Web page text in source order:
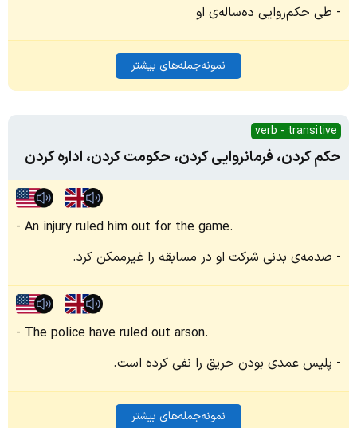
طی حکم‌روایی ده‌ساله‌ی او
نمونه‌جمله‌های بیشتر
verb - transitive
حکم کردن، فرمانروایی کردن، حکومت کردن، اداره کردن
An injury ruled him out for the game.
صدمه‌ی بدنی شرکت او در مسابقه را غیرممکن کرد.
The police have ruled out arson.
پلیس عمدی بودن حریق را نفی کرده است.
نمونه‌جمله‌های بیشتر